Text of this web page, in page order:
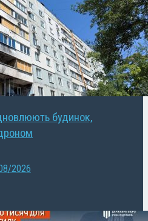
будинок,
2026